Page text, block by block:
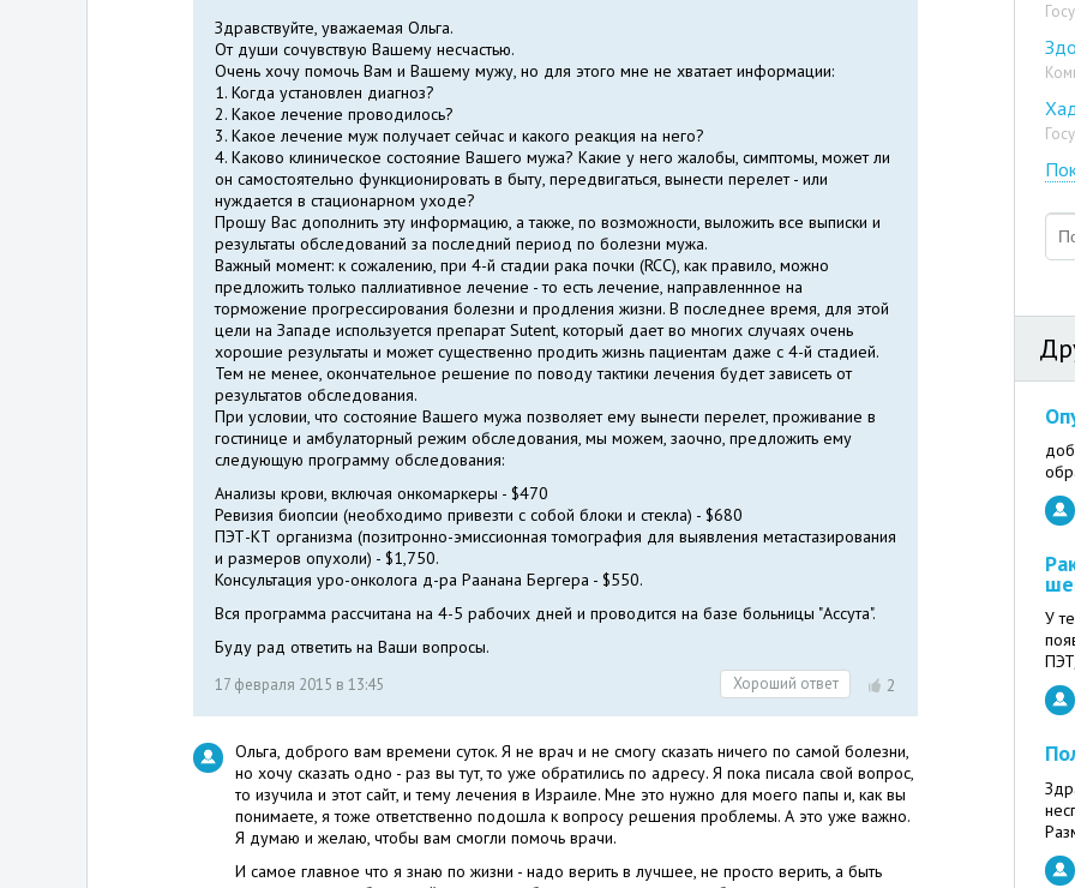
Здравствуйте, уважаемая Ольга.
От души сочувствую Вашему несчастью.
Очень хочу помочь Вам и Вашему мужу, но для этого мне не хватает информации:
1. Когда установлен диагноз?
2. Какое лечение проводилось?
3. Какое лечение муж получает сейчас и какого реакция на него?
4. Каково клиническое состояние Вашего мужа? Какие у него жалобы, симптомы, может ли
он самостоятельно функционировать в быту, передвигаться, вынести перелет - или
нуждается в стационарном уходе?
Прошу Вас дополнить эту информацию, а также, по возможности, выложить все выписки и
результаты обследований за последний период по болезни мужа.
Важный момент: к сожалению, при 4-й стадии рака почки (RCC), как правило, можно
предложить только паллиативное лечение - то есть лечение, направленнное на
торможение прогрессирования болезни и продления жизни. В последнее время, для этой
цели на Западе используется препарат Sutent, который дает во многих случаях очень
хорошие результаты и может существенно продить жизнь пациентам даже с 4-й стадией.
Тем не менее, окончательное решение по поводу тактики лечения будет зависеть от
результатов обследования.
При условии, что состояние Вашего мужа позволяет ему вынести перелет, проживание в
гостинице и амбулаторный режим обследования, мы можем, заочно, предложить ему
следующую программу обследования:
Анализы крови, включая онкомаркеры - $470
Ревизия биопсии (необходимо привезти с собой блоки и стекла) - $680
ПЭТ-КТ организма (позитронно-эмиссионная томография для выявления метастазирования
и размеров опухоли) - $1,750.
Консультация уро-онколога д-ра Раанана Бергера - $550.
Вся программа рассчитана на 4-5 рабочих дней и проводится на базе больницы "Ассута".
Буду рад ответить на Ваши вопросы.
17 февраля 2015 в 13:45 Хороший ответ 2
Ольга, доброго вам времени суток. Я не врач и не смогу сказать ничего по самой болезни,
но хочу сказать одно - раз вы тут, то уже обратились по адресу. Я пока писала свой вопрос,
то изучила и этот сайт, и тему лечения в Израиле. Мне это нужно для моего папы и, как вы
понимаете, я тоже ответственно подошла к вопросу решения проблемы. А это уже важно.
Я думаю и желаю, чтобы вам смогли помочь врачи.
И самое главное что я знаю по жизни - надо верить в лучшее, не просто верить, а быть
У